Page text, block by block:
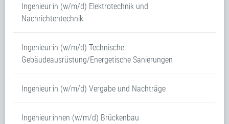
Ingenieur:in (w/m/d) Elektrotechnik und
Nachrichtentechnik
Ingenieur:in (w/m/d) Technische
Gebäudeausrüstung/Energetische Sanierungen
Ingenieur:in (w/m/d) Vergabe und Nachträge
Ingenieur:innen (w/m/d) Brückenbau